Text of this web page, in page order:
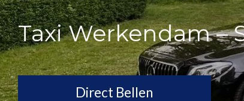
Taxi Werkendam –
Direct Bellen